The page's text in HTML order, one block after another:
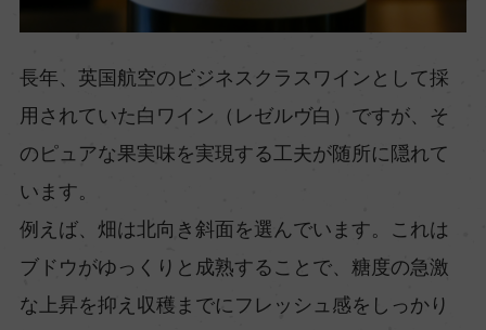
長年、英国航空のビジネスクラスワインとして採
用されていた白ワイン（レゼルヴ白）ですが、そ
のピュアな果実味を実現する工夫が随所に隠れて
います。
例えば、畑は北向き斜面を選んでいます。これは
ブドウがゆっくりと成熟することで、糖度の急激
な上昇を抑え収穫までにフレッシュ感をしっかり